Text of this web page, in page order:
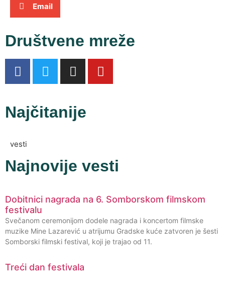
Email
Društvene mreže
Najčitanije
vesti
Najnovije vesti
Dobitnici nagrada na 6. Somborskom filmskom
festivalu
Svečanom ceremonijom dodele nagrada i koncertom filmske
muzike Mine Lazarević u atrijumu Gradske kuće zatvoren je šesti
Somborski filmski festival, koji je trajao od 11.
Treći dan festivala